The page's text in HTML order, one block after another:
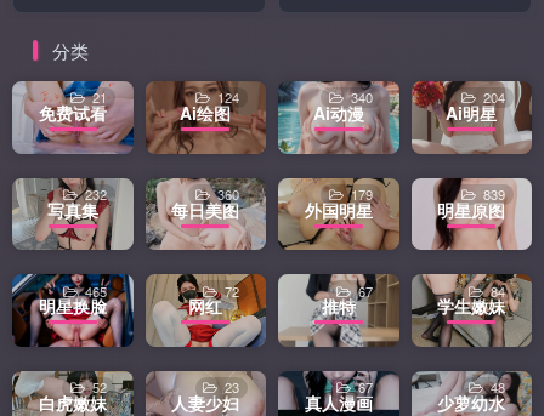
分类
免费试看
21
Ai绘图
124
Ai动漫
340
Ai明星
204
写真集
232
每日美图
360
外国明星
179
明星原图
839
明星换脸
465
网红
72
推特
67
学生嫩妹
84
白虎嫩妹
52
人妻少妇
23
真人漫画
67
少萝幼水
48